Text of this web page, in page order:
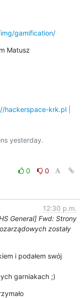
gamification/
hackerspace-krk.pl
yesterday.
0
0
12:30 p.m.
General] Fwd: Strony
zostały
i podałem swój
garniakach ;)